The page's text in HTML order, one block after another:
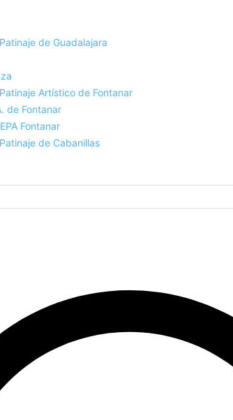
de Guadalajara
Artístico de Fontanar
de Fontanar
Fontanar
de Cabanillas